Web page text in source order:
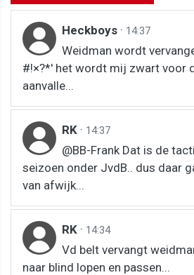
Heckboys · 14:37
Weidman wordt
#!×?*' het wordt mij zwart voor
aanvalle...
RK · 14:37
@BB-Frank Dat is de
seizoen onder JvdB.. dus daar
van afwijk...
RK · 14:34
Vd belt vervangt
naar blind lopen en passen...